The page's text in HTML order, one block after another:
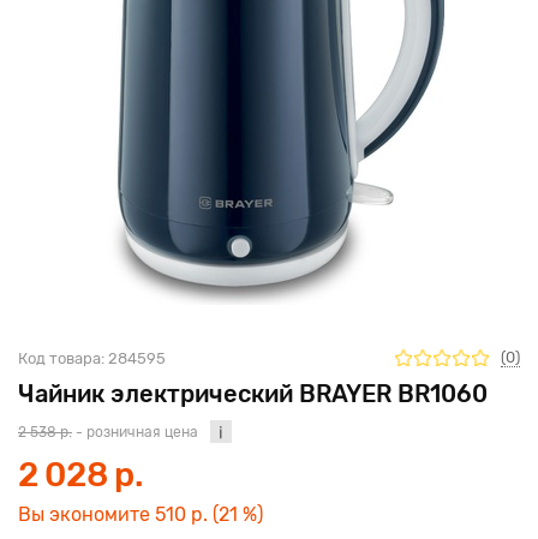
Чайник электрический BRAYER BR1060
Код товара: 284595 (0)
2 538 р. - розничная цена
2 028 р.
Вы экономите 510 р. (21 %)